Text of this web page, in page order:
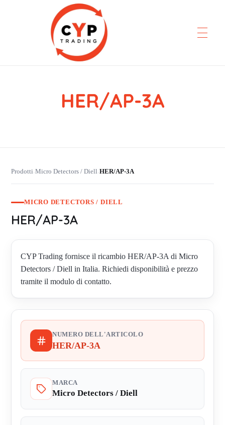
CYP Trading
HER/AP-3A
Prodotti›Micro Detectors / Diell›HER/AP-3A
MICRO DETECTORS / DIELL
HER/AP-3A
CYP Trading fornisce il ricambio HER/AP-3A di Micro
Detectors / Diell in Italia. Richiedi disponibilità e prezzo
tramite il modulo di contatto.
NUMERO DELL'ARTICOLO
HER/AP-3A
MARCA
Micro Detectors / Diell